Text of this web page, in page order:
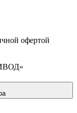
офертой